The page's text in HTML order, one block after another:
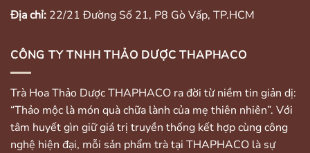
Địa chỉ: 22/21 Đường Số 21, P8 Gò Vấp, TP.HCM
CÔNG TY TNHH THẢO DƯỢC THAPHACO
Trà Hoa Thảo Dược THAPHACO ra đời từ niềm tin giản dị:
“Thảo mộc là món quà chữa lành của mẹ thiên nhiên”. Với
tâm huyết gìn giữ giá trị truyền thống kết hợp cùng công
nghệ hiện đại, mỗi sản phẩm trà tại THAPHACO là sự